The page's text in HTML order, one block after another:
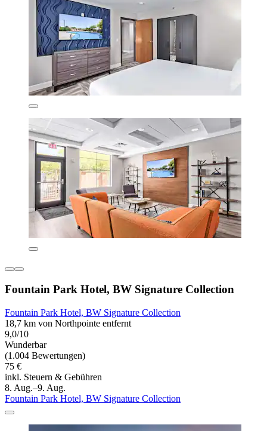
Fountain Park Hotel, BW Signature Collection
Fountain Park Hotel, BW Signature Collection
18,7 km von Northpointe entfernt
9,0/10
Wunderbar
(1.004 Bewertungen)
75 €
inkl. Steuern & Gebühren
8. Aug.–9. Aug.
Fountain Park Hotel, BW Signature Collection